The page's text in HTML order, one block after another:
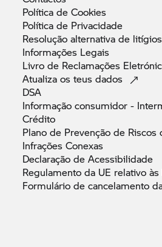
Política deCookies
Política de Privacidade
Resolução alternativa de litígios
Informações Legais
Livro de Reclamações
Atualiza os teusdados
DSA
Informação consumidor -
Crédito
Plano de Prevenção de Riscos
InfraçõesConexas
Declaração deAcessibilidade
Regulamento da UE relativo às
Formulário de cancelamento